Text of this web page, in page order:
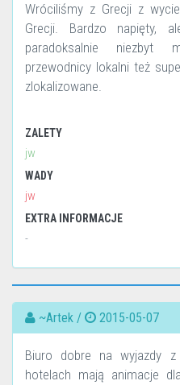
Wróciliśmy z Grecji z
Grecji. Bardzo napięty,
paradoksalnie niezbyt
przewodnicy lokalni też
zlokalizowane.
ZALETY
jw
WADY
jw
EXTRA INFORMACJE
-
~Artek / 2015-05-07
Biuro dobre na wyjazdy
hotelach mają animacje